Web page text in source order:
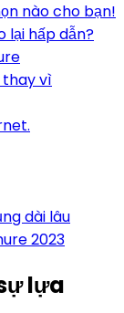
nào cho bạn!
lại hấp dẫn?
thay vì
dài lâu
2023
lựa